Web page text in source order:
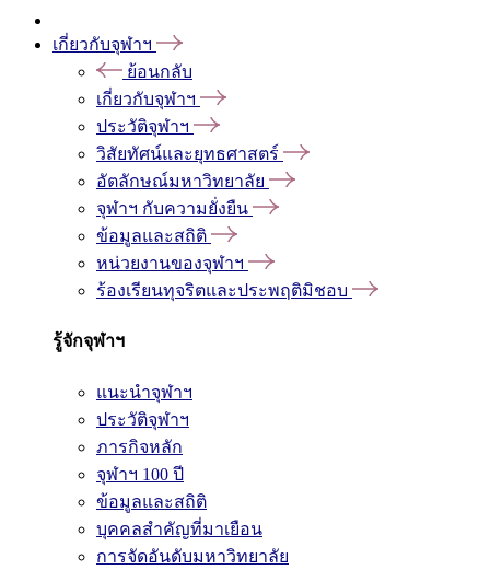
เกี่ยวกับจุฬาฯ
ย้อนกลับ
เกี่ยวกับจุฬาฯ
ประวัติจุฬาฯ
วิสัยทัศน์และยุทธศาสตร์
อัตลักษณ์มหาวิทยาลัย
จุฬาฯ กับความยั่งยืน
ข้อมูลและสถิติ
หน่วยงานของจุฬาฯ
ร้องเรียนทุจริตและประพฤติมิชอบ
รู้จักจุฬาฯ
แนะนำจุฬาฯ
ประวัติจุฬาฯ
ภารกิจหลัก
จุฬาฯ 100 ปี
ข้อมูลและสถิติ
บุคคลสำคัญที่มาเยือน
การจัดอันดับมหาวิทยาลัย